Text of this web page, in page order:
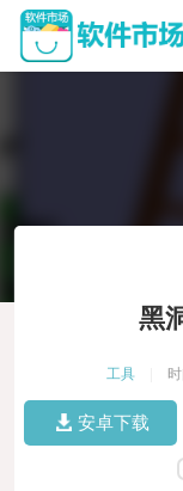
黑
工具
安卓下载